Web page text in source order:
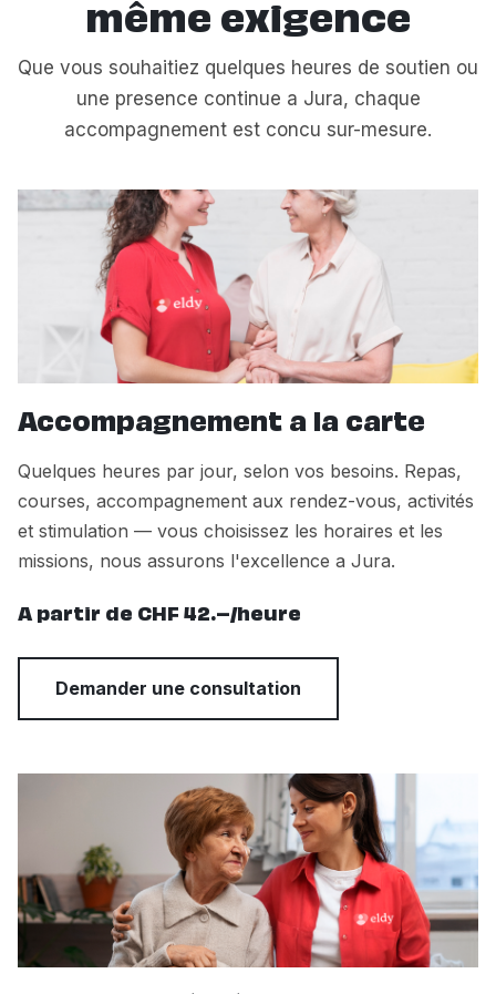
même exigence
Que vous souhaitiez quelques heures de soutien ou
une presence continue a Jura, chaque
accompagnement est concu sur-mesure.
Accompagnement a la carte
Quelques heures par jour, selon vos besoins. Repas,
courses, accompagnement aux rendez-vous, activités
et stimulation — vous choisissez les horaires et les
missions, nous assurons l'excellence a Jura.
A partir de CHF 42.–/heure
Demander une consultation